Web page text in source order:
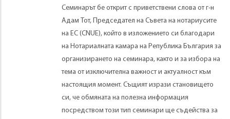
Семинарът бе открит с приветствени слова от г-н
Адам Тот, Председател на Съвета на нотариусите
на ЕС (CNUE), който в изложението си благодари
на Нотариалната камара на Република България за
организирането на семинара, както и за избора на
тема от изключителна важност и актуалност към
настоящия момент. Същият изрази становището
си, че обмяната на полезна информация
посредством този тип семинари ще съдейства за